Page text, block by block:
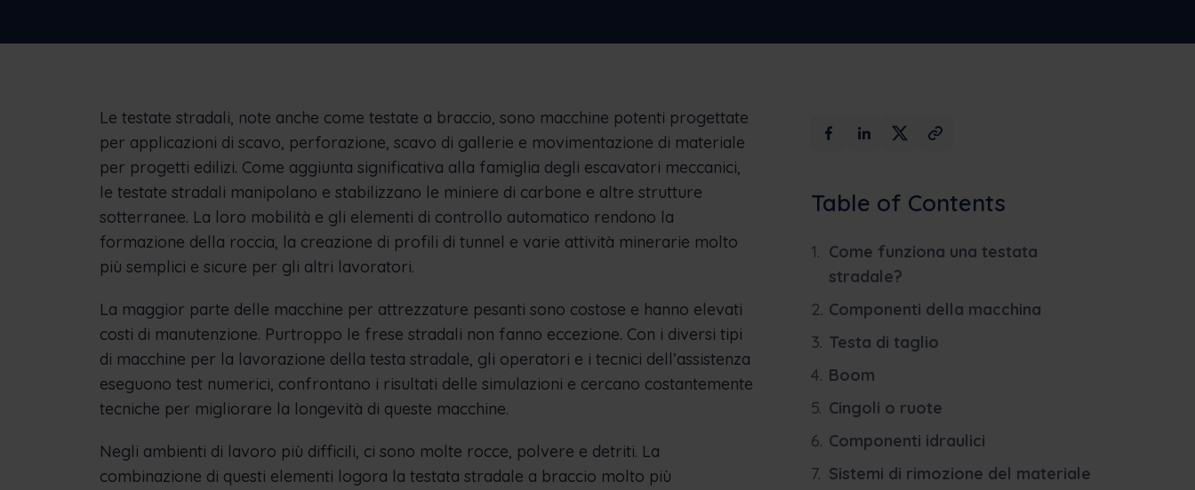
Le testate stradali, note anche come testate a braccio, sono macchine potenti progettate
per applicazioni di scavo, perforazione, scavo di gallerie e movimentazione di materiale
per progetti edilizi. Come aggiunta significativa alla famiglia degli escavatori meccanici,
le testate stradali manipolano e stabilizzano le miniere di carbone e altre strutture
sotterranee. La loro mobilità e gli elementi di controllo automatico rendono la
formazione della roccia, la creazione di profili di tunnel e varie attività minerarie molto
più semplici e sicure per gli altri lavoratori.
La maggior parte delle macchine per attrezzature pesanti sono costose e hanno elevati
costi di manutenzione. Purtroppo le frese stradali non fanno eccezione. Con i diversi tipi
di macchine per la lavorazione della testa stradale, gli operatori e i tecnici dell’assistenza
eseguono test numerici, confrontano i risultati delle simulazioni e cercano costantemente
tecniche per migliorare la longevità di queste macchine.
Negli ambienti di lavoro più difficili, ci sono molte rocce, polvere e detriti. La
combinazione di questi elementi logora la testata stradale a braccio molto più
Table of Contents
Come funziona una testata
stradale?
Componenti della macchina
Testa di taglio
Boom
Cingoli o ruote
Componenti idraulici
Sistemi di rimozione del materiale